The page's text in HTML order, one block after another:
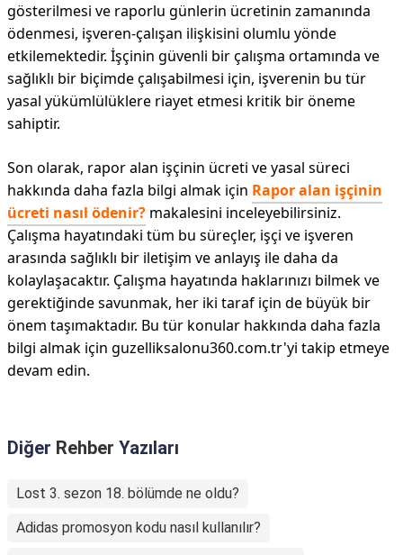
gösterilmesi ve raporlu günlerin ücretinin zamanında
ödenmesi, işveren-çalışan ilişkisini olumlu yönde
etkilemektedir. İşçinin güvenli bir çalışma ortamında ve
sağlıklı bir biçimde çalışabilmesi için, işverenin bu tür
yasal yükümlülüklere riayet etmesi kritik bir öneme
sahiptir.
Son olarak, rapor alan işçinin ücreti ve yasal süreci
hakkında daha fazla bilgi almak için Rapor alan işçinin
ücreti nasıl ödenir? makalesini inceleyebilirsiniz.
Çalışma hayatındaki tüm bu süreçler, işçi ve işveren
arasında sağlıklı bir iletişim ve anlayış ile daha da
kolaylaşacaktır. Çalışma hayatında haklarınızı bilmek ve
gerektiğinde savunmak, her iki taraf için de büyük bir
önem taşımaktadır. Bu tür konular hakkında daha fazla
bilgi almak için guzelliksalonu360.com.tr'yi takip etmeye
devam edin.
Diğer Rehber Yazıları
Lost 3. sezon 18. bölümde ne oldu?
Adidas promosyon kodu nasıl kullanılır?